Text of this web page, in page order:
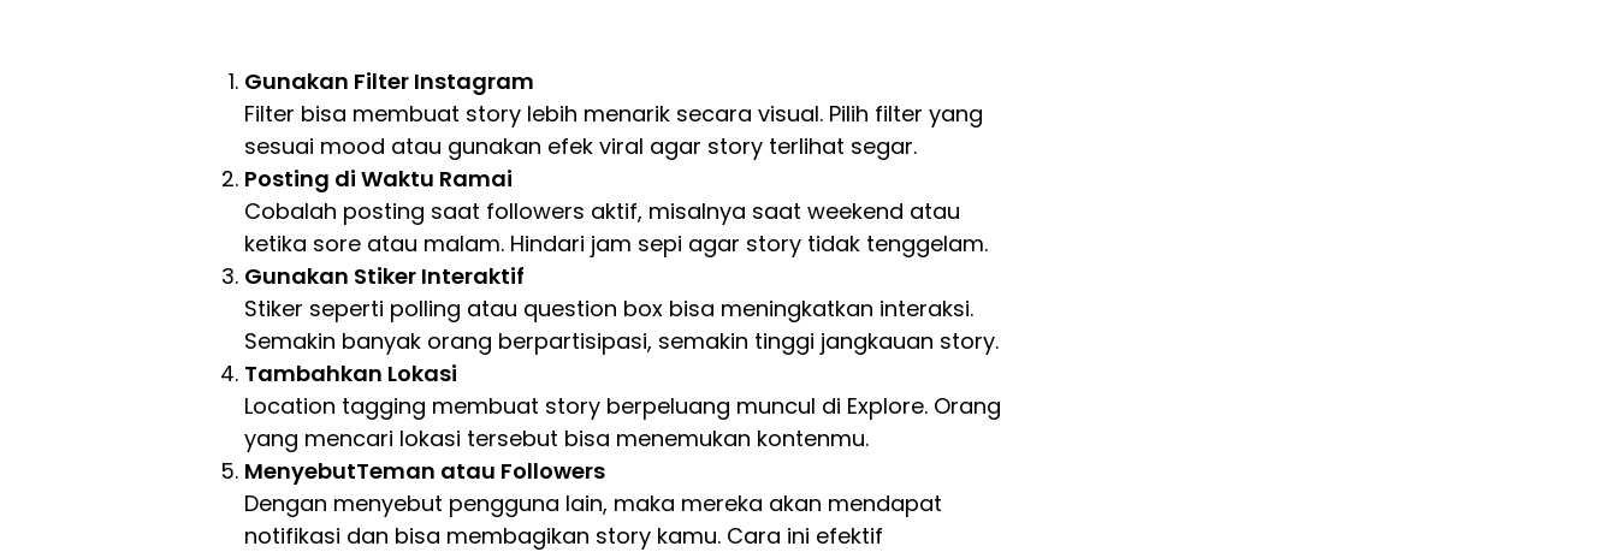
Gunakan Filter Instagram
Filter bisa membuat story lebih menarik secara visual. Pilih filter yang
sesuai mood atau gunakan efek viral agar story terlihat segar.
Posting di Waktu Ramai
Cobalah posting saat followers aktif, misalnya saat weekend atau
ketika sore atau malam. Hindari jam sepi agar story tidak tenggelam.
Gunakan Stiker Interaktif
Stiker seperti polling atau question box bisa meningkatkan interaksi.
Semakin banyak orang berpartisipasi, semakin tinggi jangkauan story.
Tambahkan Lokasi
Location tagging membuat story berpeluang muncul di Explore. Orang
yang mencari lokasi tersebut bisa menemukan kontenmu.
MenyebutTeman atau Followers
Dengan menyebut pengguna lain, maka mereka akan mendapat
notifikasi dan bisa membagikan story kamu. Cara ini efektif